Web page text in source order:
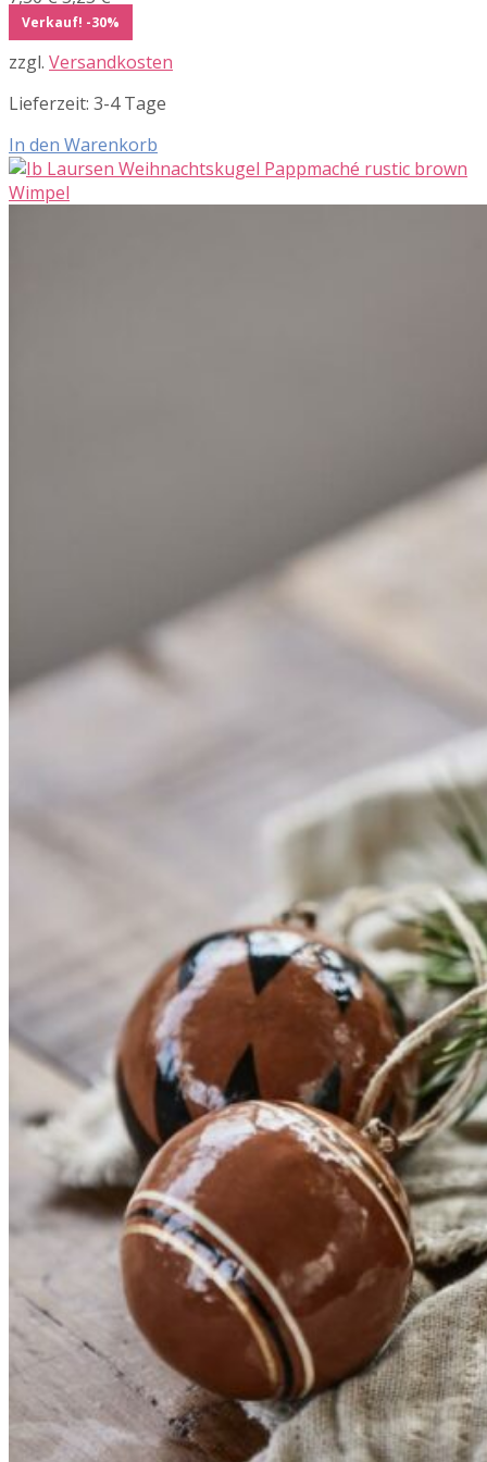
Preis
war:
7,50 €
Preis
ist:
5,25 €.
Verkauf! -30%
zzgl. Versandkosten
Lieferzeit: 3-4 Tage
In den Warenkorb